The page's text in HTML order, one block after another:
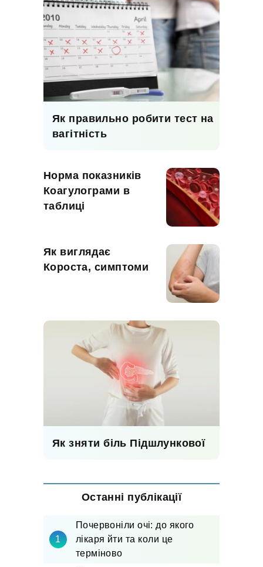
Як правильно робити тест на
вагітність
Норма показників
Коагулограми в
таблиці
Як виглядає
Короста, симптоми
Як зняти біль Підшлункової
Останні публікації
Почервоніли очі: до якого
лікаря йти та коли це
терміново